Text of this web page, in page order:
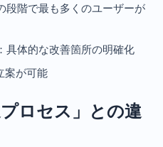
段階で最も多くのユーザーが
：具体的な改善箇所の明確化
案が可能
ロセス」との違